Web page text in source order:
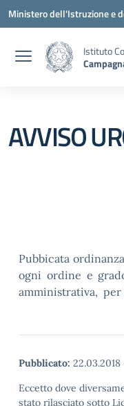
Vai ai contenuti
Vai al menu di navigazione
Vai al footer
Ministero dell'Istruzione e
Istituto
AVVISO
Pubbicata
ogni ordine e
amministrativa,
Pubblicato: 22.03.2018
Eccetto dove
stato rilasciato sotto